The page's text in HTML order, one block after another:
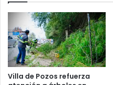
Villa de Pozos refuerza